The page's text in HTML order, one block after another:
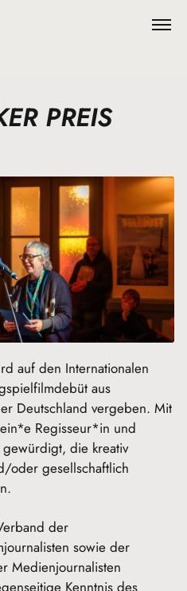
PREIS
auf den Internationalen
aus
Deutschland vergeben. Mit
Regisseur*in und
die kreativ
oder gesellschaftlich
der
sowie der
Medienjournalisten
Kenntnis des